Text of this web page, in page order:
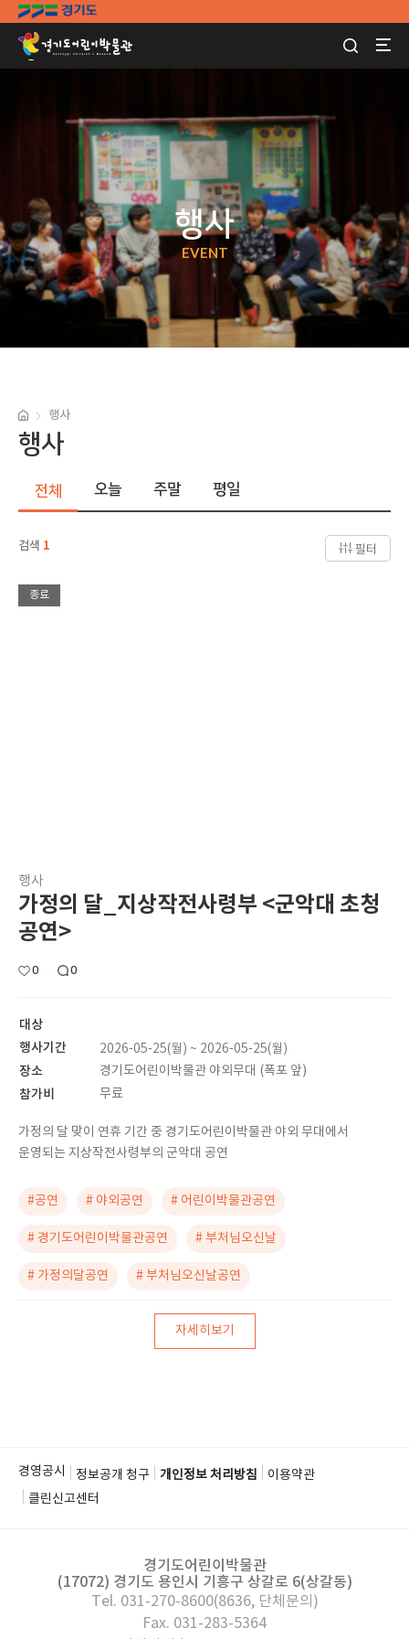
행사
EVENT
행사
행사
전체 오늘 주말 평일
검색 1 필터
종료
행사
가정의 달_지상작전사령부 <군악대 초청
공연>
0 0
대상
행사기간
2026-05-25(월) ~ 2026-05-25(월)
장소 경기도어린이박물관 야외무대 (폭포 앞)
참가비 무료
가정의 달 맞이 연휴 기간 중 경기도어린이박물관 야외 무대에서
운영되는 지상작전사령부의 군악대 공연
#공연 # 야외공연 # 어린이박물관공연
# 경기도어린이박물관공연 # 부처님오신날
# 가정의달공연 # 부처님오신날공연
자세히보기
경영공시 정보공개 청구 개인정보 처리방침
이용약관
클린신고센터
경기도어린이박물관
(17072) 경기도 용인시 기흥구 상갈로 6(상갈동)
Tel. 031-270-8600(8636, 단체문의)
Fax. 031-283-5364